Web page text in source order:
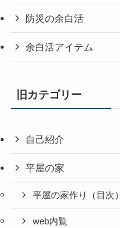
防災の余白活
余白活アイテム
旧カテゴリー
自己紹介
平屋の家
平屋の家作り（目次）
web内覧